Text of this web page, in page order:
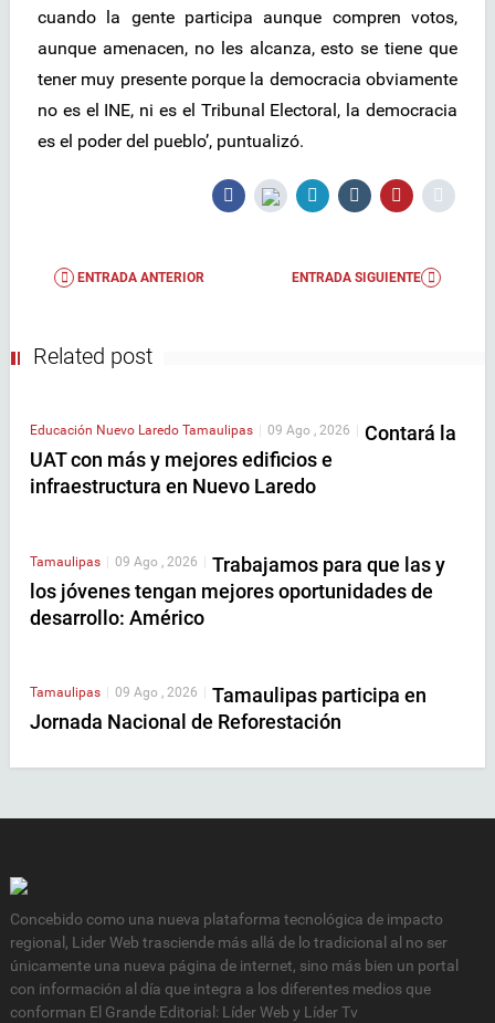
cuando la gente participa aunque compren votos,
aunque amenacen, no les alcanza, esto se tiene que
tener muy presente porque la democracia obviamente
no es el INE, ni es el Tribunal Electoral, la democracia
es el poder del pueblo’, puntualizó.
ENTRADA ANTERIOR ENTRADA SIGUIENTE
Related post
Educación Nuevo Laredo Tamaulipas 09 Ago , 2026
Contará la
UAT con más y mejores edificios e
infraestructura en Nuevo Laredo
Tamaulipas | 09 Ago , 2026 | Trabajamos para que las y
los jóvenes tengan mejores oportunidades de
desarrollo: Américo
Tamaulipas 09 Ago , 2026
Tamaulipas participa en
Jornada Nacional de Reforestación
Concebido como una nueva plataforma tecnológica de impacto
regional, Lider Web trasciende más allá de lo tradicional al no ser
únicamente una nueva página de internet, sino más bien un portal
con información al día que integra a los diferentes medios que
conforman El Grande Editorial: Líder Web y Líder Tv